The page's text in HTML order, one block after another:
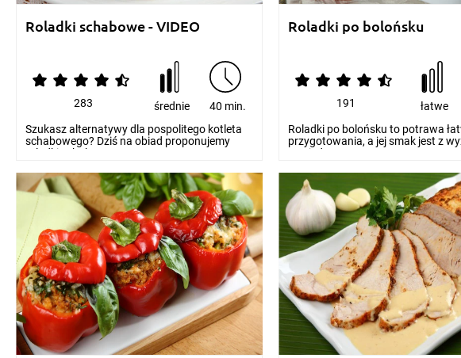
Roladki schabowe - VIDEO
283 średnie
40 min.
Szukasz alternatywy dla pospolitego kotleta
schabowego? Dziś na obiad proponujemy
roladki schabow...
Roladki po bolońsku
191 łatwe
Roladki po bolońsku to potrawa
przygotowania, a jej smak jest z
Oto jeden...